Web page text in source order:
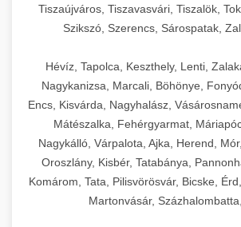
Tiszaújváros, Tiszavasvári, Tiszalök,
Szikszó, Szerencs, Sárospatak,
Hévíz, Tapolca, Keszthely, Lenti,
Nagykanizsa, Marcali, Böhönye,
Encs, Kisvárda, Nagyhalász,
Mátészalka, Fehérgyarmat,
Nagykálló, Várpalota, Ajka, Herend,
Oroszlány, Kisbér, Tatabánya,
Komárom, Tata, Pilisvörösvár, Bicske,
Martonvásár,